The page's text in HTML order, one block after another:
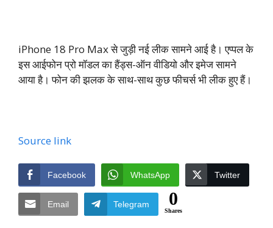
iPhone 18 Pro Max से जुड़ी नई लीक सामने आई है। एप्पल के
इस आईफोन प्रो मॉडल का हैंड्स-ऑन वीडियो और इमेज सामने
आया है। फोन की झलक के साथ-साथ कुछ फीचर्स भी लीक हुए हैं।
Source link
Facebook WhatsApp Twitter
Email Telegram 0
Shares